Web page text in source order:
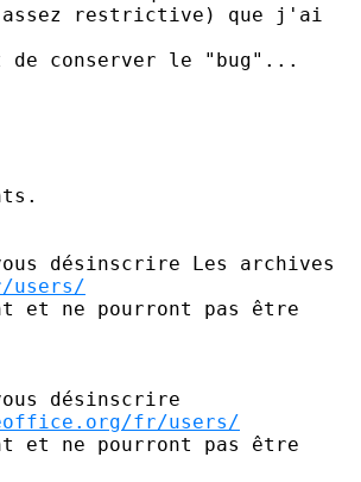
restrictive) que j'ai
de conserver le "bug"...
désinscrire Les archives
et ne pourront pas être
désinscrire
fr/users/
et ne pourront pas être